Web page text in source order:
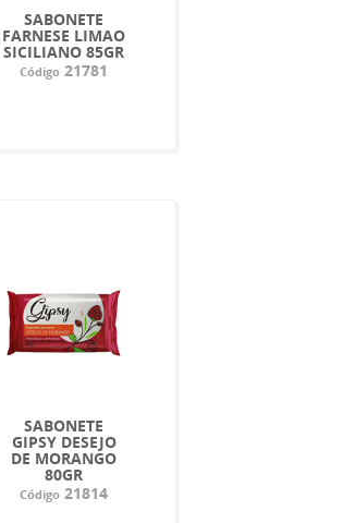
SABONETE
FARNESE LIMAO
SICILIANO 85GR
Código 21781
SABONETE
GIPSY DESEJO
DE MORANGO
80GR
Código 21814